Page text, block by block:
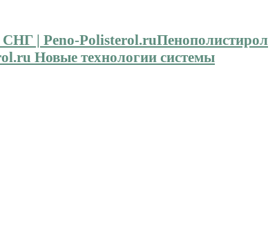
Пенополистирол
Новые технологии системы